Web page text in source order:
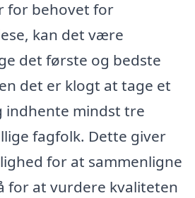
for behovet for
kan det være
det første og bedste
det er klogt at tage et
indhente mindst tre
fagfolk. Dette giver
for at sammenligne
for at vurdere kvaliteten